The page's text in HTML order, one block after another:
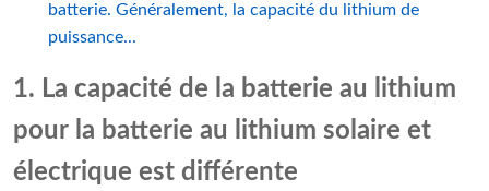
batterie. Généralement, la capacité du lithium de
puissance...
1. La capacité de la batterie au lithium
pour la batterie au lithium solaire et
électrique est différente